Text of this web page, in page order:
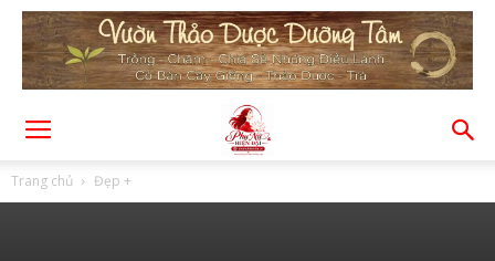
Trang chủ Đẹp +